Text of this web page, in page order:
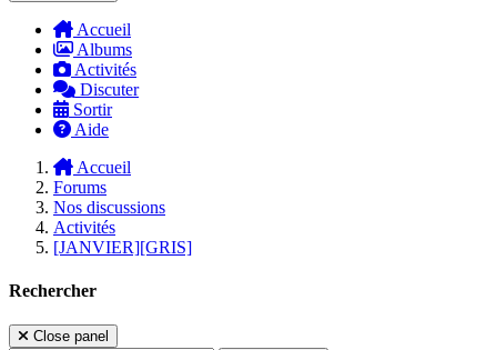
Accueil
Albums
Activités
Discuter
Sortir
Aide
Accueil
Forums
Nos discussions
Activités
[JANVIER][GRIS]
Rechercher
Close panel